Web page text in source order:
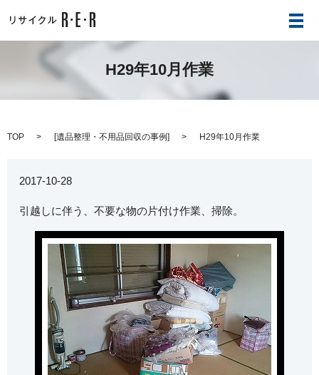
メ
H29年10月作業
TOP [遺品整理・不用品回収の事例] H29年10月作業
2017-10-28
引越しに伴う、不要な物の片付け作業、掃除。